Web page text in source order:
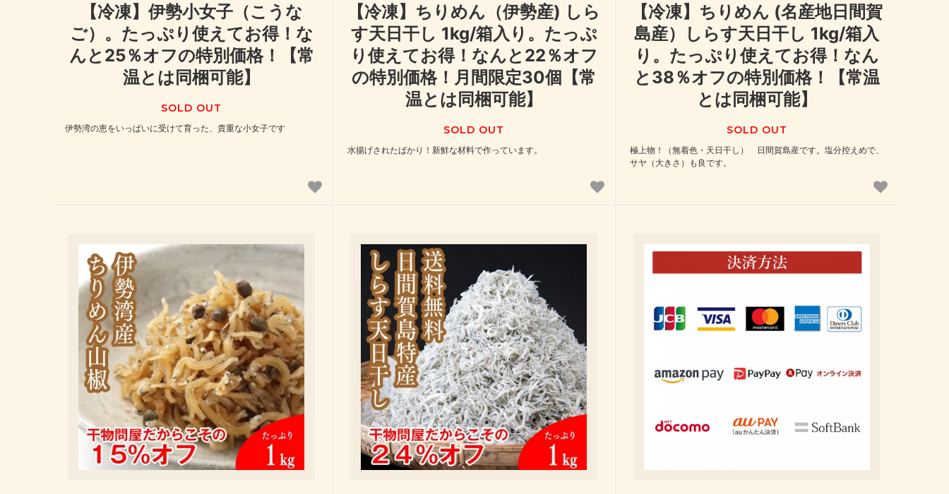
【冷凍】伊勢小女子（こうな
ご）。たっぷり使えてお得！な
んと25％オフの特別価格！【常
温とは同梱可能】
SOLD OUT
伊勢湾の恵をいっぱいに受けて育った、貴重な小女子です
【冷凍】ちりめん（伊勢産) しら
す天日干し 1kg/箱入り。たっぷ
り使えてお得！なんと22％オフ
の特別価格！月間限定30個【常
温とは同梱可能】
SOLD OUT
水揚げされたばかり！新鮮な材料で作っています。
【冷凍】ちりめん (名産地日間賀
島産）しらす天日干し 1kg/箱入
り。たっぷり使えてお得！なん
と38％オフの特別価格！【常温
とは同梱可能】
SOLD OUT
極上物！（無着色・天日干し） 日間賀島産です。塩分控えめで、
サヤ（大きさ）も良です。